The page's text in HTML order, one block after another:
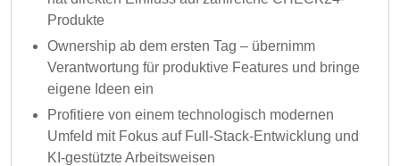
Produkte
Ownership ab dem ersten Tag – übernimm
Verantwortung für produktive Features und bringe
eigene Ideen ein
Profitiere von einem technologisch modernen
Umfeld mit Fokus auf Full-Stack-Entwicklung und
KI-gestützte Arbeitsweisen